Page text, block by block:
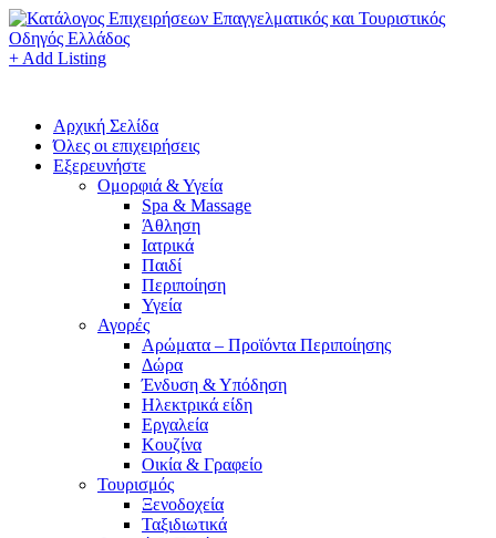
+ Add Listing
Αρχική Σελίδα
Όλες οι επιχειρήσεις
Εξερευνήστε
Ομορφιά & Υγεία
Spa & Massage
Άθληση
Ιατρικά
Παιδί
Περιποίηση
Υγεία
Αγορές
Αρώματα – Προϊόντα Περιποίησης
Δώρα
Ένδυση & Υπόδηση
Ηλεκτρικά είδη
Εργαλεία
Κουζίνα
Οικία & Γραφείο
Τουρισμός
Ξενοδοχεία
Ταξιδιωτικά